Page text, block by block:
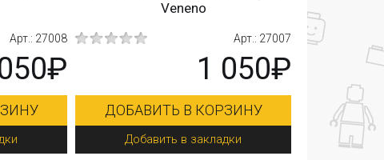
Арт.: 27008
Veneno
Арт.: 27007
1 050₽
ДОБАВИТЬ В КОРЗИНУ
Добавить в закладки